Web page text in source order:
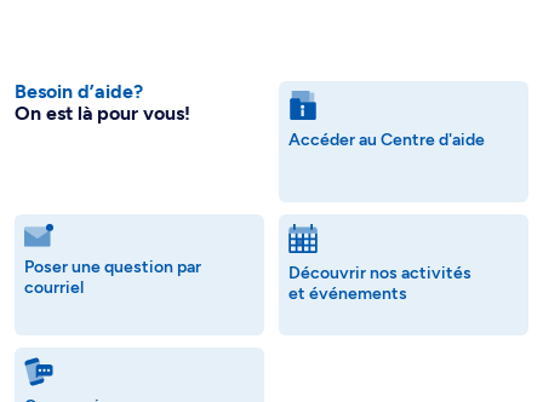
Besoin d’aide?
On est là pour vous!
Accéder au Centre d'aide
Poser une question par
courriel
Découvrir nos activités
et événements